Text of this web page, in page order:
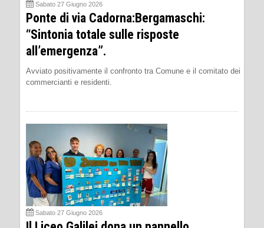
Sabato 27 Giugno 2026
Ponte di via Cadorna:Bergamaschi:
“Sintonia totale sulle risposte
all’emergenza”.
Avviato positivamente il confronto tra Comune e il comitato dei
commercianti e residenti.
Sabato 27 Giugno 2026